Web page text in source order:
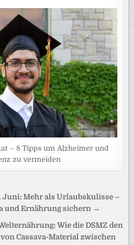
– 8 Tipps um Alzheimer und
zu vermeiden
Juni: Mehr als Urlaubskulisse –
und Ernährung sichern →
Wie die DSMZ den
Cassava-Material zwischen